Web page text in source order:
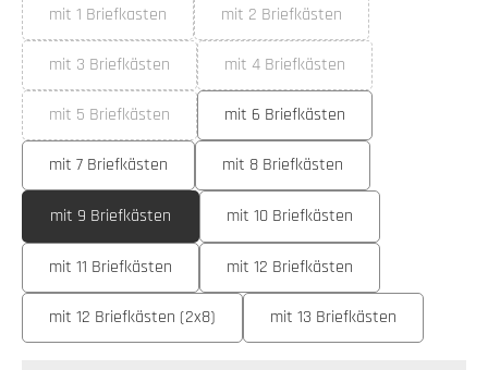
mit 1 Briefkasten
(Diese Option ist zurzeit nicht verfügbar.)
mit 2 Briefkästen
(Diese Option ist zurzeit nicht
mit 3 Briefkästen
(Diese Option ist zurzeit nicht verfügbar.)
mit 4 Briefkästen
(Diese Option ist zurzeit nicht
mit 5 Briefkästen
(Diese Option ist zurzeit nicht verfügbar.)
mit 6 Briefkästen
mit 7 Briefkästen mit 8 Briefkästen
mit 9 Briefkästen mit 10 Briefkästen
mit 11 Briefkästen mit 12 Briefkästen
mit 12 Briefkästen (2x8) mit 13 Briefkästen